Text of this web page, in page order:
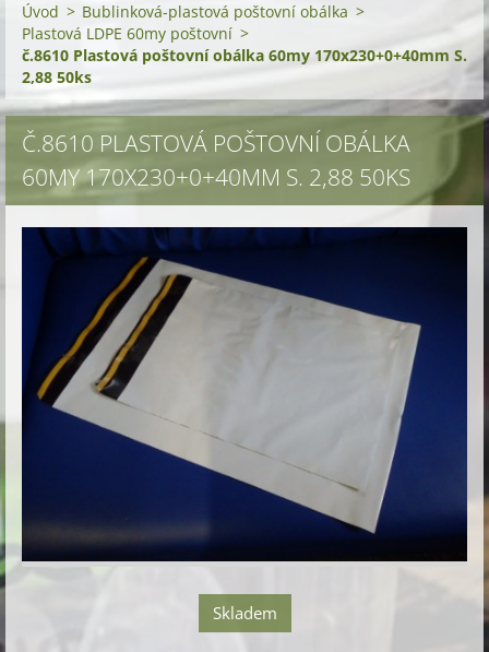
Úvod > Bublinková-plastová poštovní obálka >
Plastová LDPE 60my poštovní >
č.8610 Plastová poštovní obálka 60my 170x230+0+40mm S.
2,88 50ks
Č.8610 PLASTOVÁ POŠTOVNÍ OBÁLKA
60MY 170X230+0+40MM S. 2,88 50KS
Skladem